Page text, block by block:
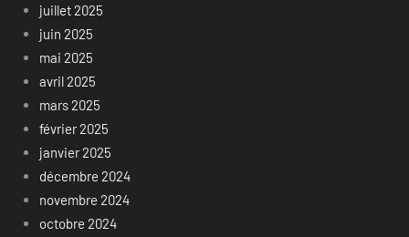
juillet 2025
juin 2025
mai 2025
avril 2025
mars 2025
février 2025
janvier 2025
décembre 2024
novembre 2024
octobre 2024